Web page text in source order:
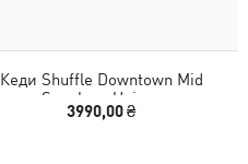
Кеди Shuffle Downtown Mid
Sneakers Unisex
3990,00 ₴